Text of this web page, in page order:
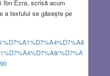
Ibn Ezra, scrisă acum
a textului se găsește pe
%D7%A